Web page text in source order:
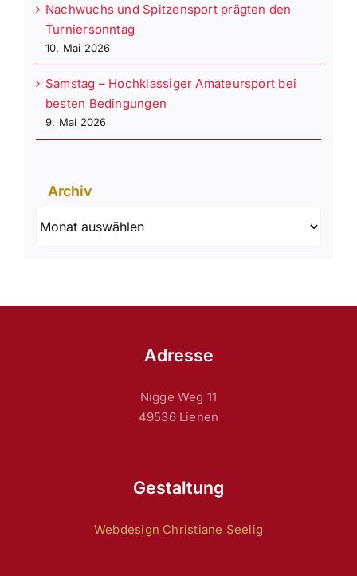
Nachwuchs und Spitzensport prägten den
Turniersonntag
10. Mai 2026
Samstag – Hochklassiger Amateursport bei
besten Bedingungen
9. Mai 2026
Archiv
Adresse
Nigge Weg 11
49536 Lienen
Gestaltung
Webdesign Christiane Seelig